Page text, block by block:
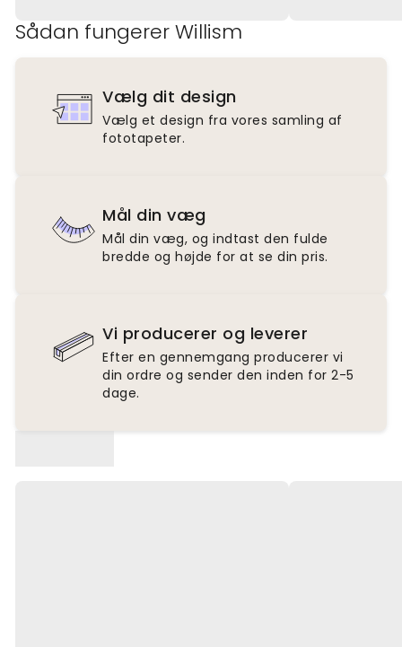
Sådan fungerer Willism
Vælg dit design
Vælg et design fra vores samling af
fototapeter.
Mål din væg
Mål din væg, og indtast den fulde
bredde og højde for at se din pris.
Vi producerer og leverer
Efter en gennemgang producerer vi
din ordre og sender den inden for 2-5
dage.